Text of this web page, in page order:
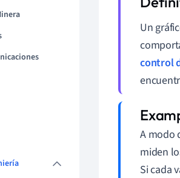
Un
control
A modo
miden
Si cada